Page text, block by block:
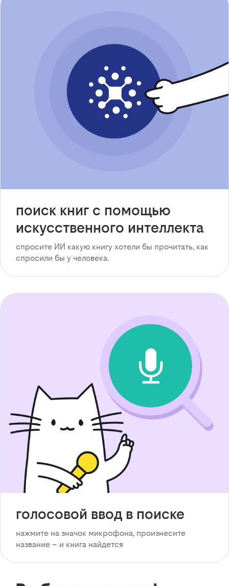
поиск книг с помощью
искусственного интеллекта
спросите ИИ какую книгу хотели бы прочитать, как
спросили бы у человека.
голосовой ввод в поиске
нажмите на значок микрофона, произнесите
название – и книга найдется